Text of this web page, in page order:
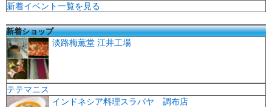
新着イベント一覧を見る
新着ショップ
淡路梅薫堂 江井工場
テテマニス
インドネシア料理スラバヤ 調布店